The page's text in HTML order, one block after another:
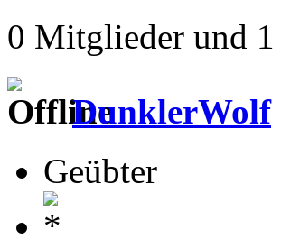
0 Mitglieder und 1
DunklerWolf
Geübter